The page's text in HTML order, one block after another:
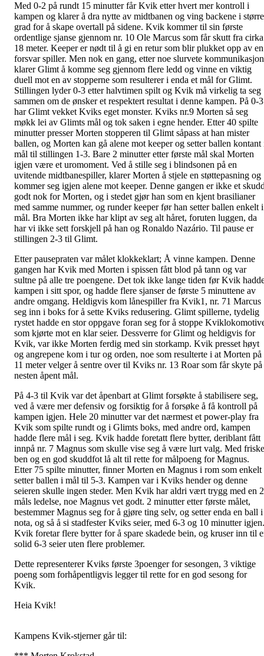
Med 0-2 på rundt 15 minutter får Kvik etter hvert mer kontroll i
kampen og klarer å dra nytte av midtbanen og ving backene i større
grad for å skape overtall på sidene. Kvik kommer til sin første
ordentlige sjanse gjennom nr. 10 Ole Marcus som får skutt fra cirka
18 meter. Keeper er nødt til å gi en retur som blir plukket opp av en
forsvar spiller. Men nok en gang, etter noe slurvete kommunikasjon
klarer Glimt å komme seg gjennom flere ledd og vinne en viktig
duell mot en av stopperne som resulterer i enda et mål for Glimt.
Stillingen lyder 0-3 etter halvtimen spilt og Kvik må virkelig ta seg
sammen om de ønsker et respektert resultat i denne kampen. På 0-3
har Glimt vekket Kviks eget monster. Kviks nr.9 Morten så seg
møkk lei av Glimts mål og tok saken i egne hender. Etter 40 spilte
minutter presser Morten stopperen til Glimt såpass at han mister
ballen, og Morten kan gå alene mot keeper og setter ballen kontant
mål til stillingen 1-3. Bare 2 minutter etter første mål skal Morten
igjen være et uromoment. Ved å stille seg i blindsonen på en
uvitende midtbanespiller, klarer Morten å stjele en støttepasning og
kommer seg igjen alene mot keeper. Denne gangen er ikke et
godt nok for Morten, og i stedet gjør han som en kjent brasilianer
med samme nummer, og runder keeper før han setter ballen enkelt i
mål. Bra Morten ikke har klipt av seg alt håret, foruten luggen, da
har vi ikke sett forskjell på han og Ronaldo Nazário. Til pause er
stillingen 2-3 til Glimt.
Etter pausepraten var målet klokkeklart; Å vinne kampen. Denne
gangen har Kvik med Morten i spissen fått blod på tann og var
sultne på alle tre poengene. Det tok ikke lange tiden før Kvik
kampen i sitt spor, og hadde flere sjanser de første 5 minuttene av
andre omgang. Heldigvis kom lånespiller fra Kvik1, nr. 71 Marcus
seg inn i boks for å sette Kviks redusering. Glimt spillerne, tydelig
rystet hadde en stor oppgave foran seg for å stoppe
som kjørte mot en klar seier. Dessverre for Glimt og heldigvis for
Kvik, var ikke Morten ferdig med sin storkamp. Kvik presset høyt
og angrepene kom i tur og orden, noe som resulterte i at Morten på
11 meter velger å sentre over til Kviks nr. 13 Roar som får skyte på
nesten åpent mål.
På 4-3 til Kvik var det åpenbart at Glimt forsøkte å stabilisere seg,
ved å være mer defensiv og forsiktig for å forsøke å få kontroll på
kampen igjen. Hele 20 minutter var det nærmest et power-play fra
Kvik som spilte rundt og i Glimts boks, med andre ord, kampen
hadde flere mål i seg. Kvik hadde foretatt flere bytter, deriblant fått
innpå nr. 7 Magnus som skulle vise seg å være lurt valg. Med friske
ben og en god skuddfot lå alt til rette for målpoeng for Magnus.
Etter 75 spilte minutter, finner Morten en Magnus i rom som enkelt
setter ballen i mål til 5-3. Kampen var i Kviks hender og denne
seieren skulle ingen steder. Men Kvik har aldri vært trygg med en 2
måls ledelse, noe Magnus vet godt. 2 minutter etter første målet,
bestemmer Magnus seg for å gjøre ting selv, og setter enda en ball i
nota, og så å si stadfester Kviks seier, med 6-3 og 10 minutter igjen.
Kvik foretar flere bytter for å spare skadede bein, og kruser inn til
solid 6-3 seier uten flere problemer.
Dette representerer Kviks første 3poenger for sesongen, 3 viktige
poeng som forhåpentligvis legger til rette for en god sesong for
Kvik.
Heia Kvik!
Kampens Kvik-stjerner går til: